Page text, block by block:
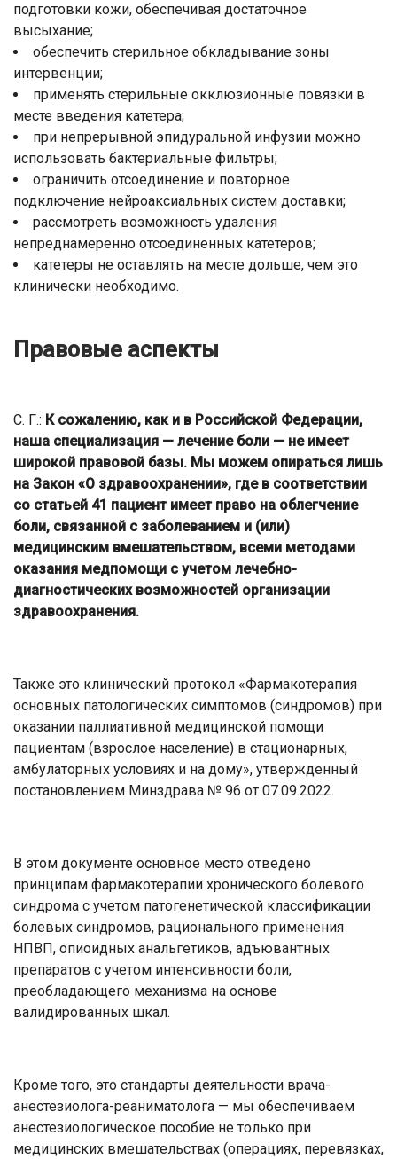
подготовки кожи, обеспечивая достаточное
высыхание;
обеспечить стерильное обкладывание зоны
интервенции;
применять стерильные окклюзионные повязки в
месте введения катетера;
при непрерывной эпидуральной инфузии можно
использовать бактериальные фильтры;
ограничить отсоединение и повторное
подключение нейроаксиальных систем доставки;
рассмотреть возможность удаления
непреднамеренно отсоединенных катетеров;
катетеры не оставлять на месте дольше, чем это
клинически необходимо.
Правовые аспекты
С. Г.: К сожалению, как и в Российской Федерации,
наша специализация — лечение боли — не имеет
широкой правовой базы. Мы можем опираться лишь
на Закон «О здравоохранении», где в соответствии
со статьей 41 пациент имеет право на облегчение
боли, связанной с заболеванием и (или)
медицинским вмешательством, всеми методами
оказания медпомощи с учетом лечебно-
диагностических возможностей организации
здравоохранения.
Также это клинический протокол «Фармакотерапия
основных патологических симптомов (синдромов) при
оказании паллиативной медицинской помощи
пациентам (взрослое население) в стационарных,
амбулаторных условиях и на дому», утвержденный
постановлением Минздрава № 96 от 07.09.2022.
В этом документе основное место отведено
принципам фармакотерапии хронического болевого
синдрома с учетом патогенетической классификации
болевых синдромов, рационального применения
НПВП, опиоидных анальгетиков, адъювантных
препаратов с учетом интенсивности боли,
преобладающего механизма на основе
валидированных шкал.
Кроме того, это стандарты деятельности врача-
анестезиолога-реаниматолога — мы обеспечиваем
анестезиологическое пособие не только при
медицинских вмешательствах (операциях, перевязках,